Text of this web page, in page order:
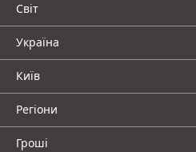
Світ
Україна
Київ
Регіони
Гроші